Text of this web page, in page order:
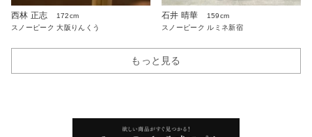
西林 正志
172cm
スノーピーク 大阪りんくう
石井 晴華
159cm
スノーピーク ルミネ新宿
もっと見る